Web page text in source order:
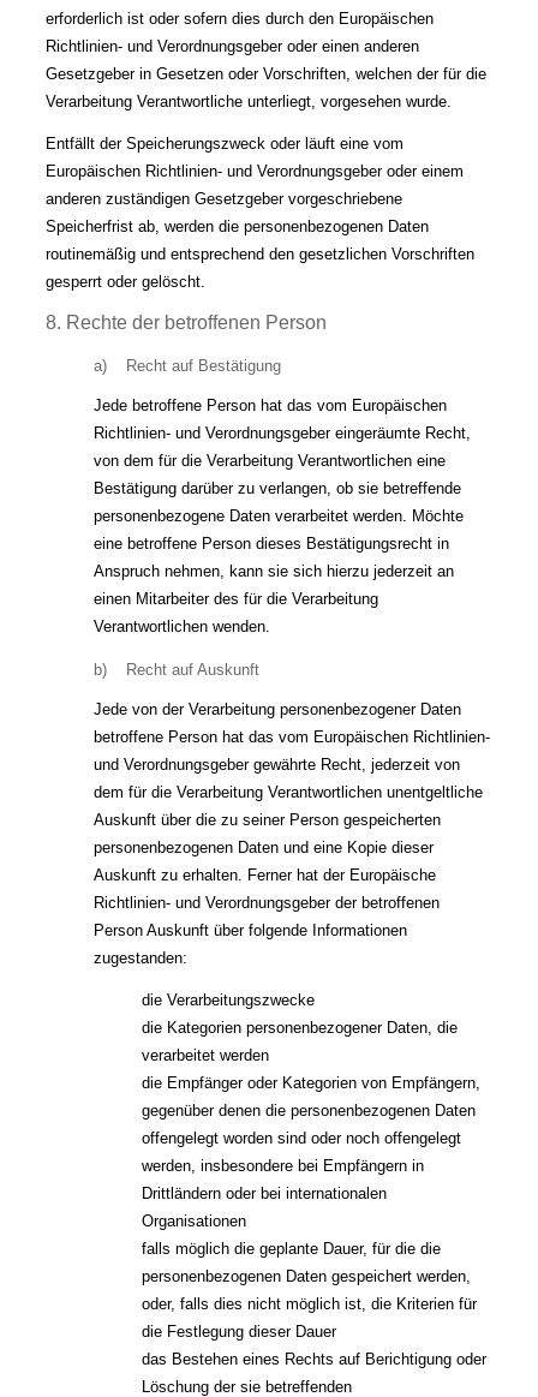
erforderlich ist oder sofern dies durch den Europäischen
Richtlinien- und Verordnungsgeber oder einen anderen
Gesetzgeber in Gesetzen oder Vorschriften, welchen der für die
Verarbeitung Verantwortliche unterliegt, vorgesehen wurde.
Entfällt der Speicherungszweck oder läuft eine vom
Europäischen Richtlinien- und Verordnungsgeber oder einem
anderen zuständigen Gesetzgeber vorgeschriebene
Speicherfrist ab, werden die personenbezogenen Daten
routinemäßig und entsprechend den gesetzlichen Vorschriften
gesperrt oder gelöscht.
8. Rechte der betroffenen Person
a) Recht auf Bestätigung
Jede betroffene Person hat das vom Europäischen
Richtlinien- und Verordnungsgeber eingeräumte Recht,
von dem für die Verarbeitung Verantwortlichen eine
Bestätigung darüber zu verlangen, ob sie betreffende
personenbezogene Daten verarbeitet werden. Möchte
eine betroffene Person dieses Bestätigungsrecht in
Anspruch nehmen, kann sie sich hierzu jederzeit an
einen Mitarbeiter des für die Verarbeitung
Verantwortlichen wenden.
b) Recht auf Auskunft
Jede von der Verarbeitung personenbezogener Daten
betroffene Person hat das vom Europäischen Richtlinien-
und Verordnungsgeber gewährte Recht, jederzeit von
dem für die Verarbeitung Verantwortlichen unentgeltliche
Auskunft über die zu seiner Person gespeicherten
personenbezogenen Daten und eine Kopie dieser
Auskunft zu erhalten. Ferner hat der Europäische
Richtlinien- und Verordnungsgeber der betroffenen
Person Auskunft über folgende Informationen
zugestanden:
die Verarbeitungszwecke
die Kategorien personenbezogener Daten, die
verarbeitet werden
die Empfänger oder Kategorien von Empfängern,
gegenüber denen die personenbezogenen Daten
offengelegt worden sind oder noch offengelegt
werden, insbesondere bei Empfängern in
Drittländern oder bei internationalen
Organisationen
falls möglich die geplante Dauer, für die die
personenbezogenen Daten gespeichert werden,
oder, falls dies nicht möglich ist, die Kriterien für
die Festlegung dieser Dauer
das Bestehen eines Rechts auf Berichtigung oder
Löschung der sie betreffenden